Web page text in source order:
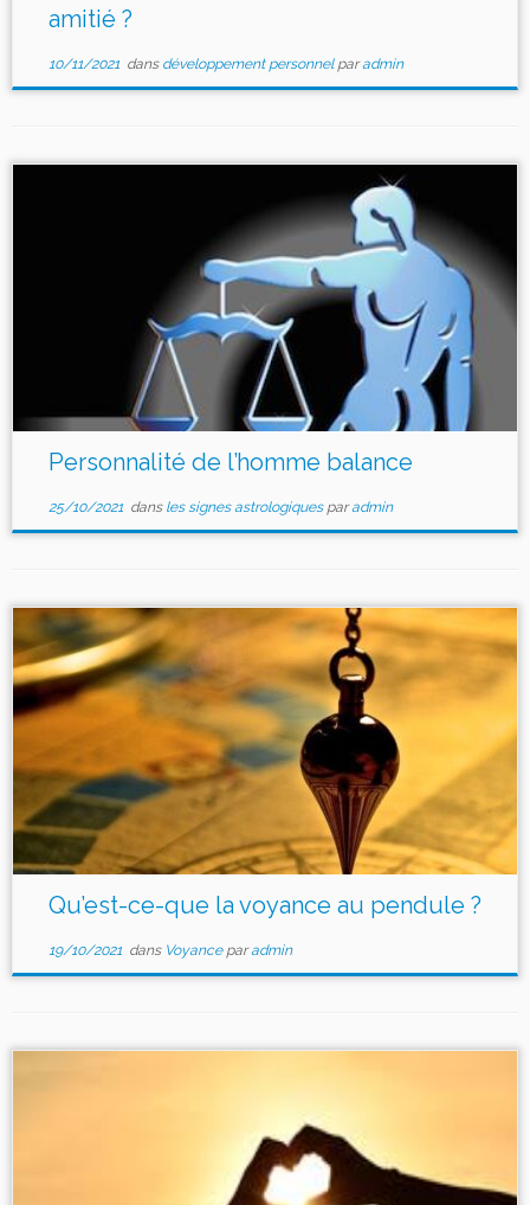
amitié ?
10/11/2021dans développement personnel paradmin
Personnalité de l’homme balance
25/10/2021dans les signes astrologiques paradmin
Qu’est-ce-que la voyance au pendule ?
19/10/2021dans Voyance paradmin